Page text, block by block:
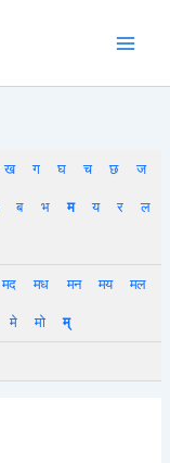
ख ग घ च छ
ज
ब भ म य र
ल
मद मध मन मय
मल
मे मो
म्